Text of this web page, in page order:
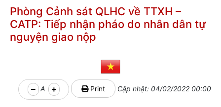
Phòng Cảnh sát QLHC về TTXH –
CATP: Tiếp nhận pháo do nhân dân tự
nguyện giao nộp
A Print Cập nhật: 04/02/2022 00:00